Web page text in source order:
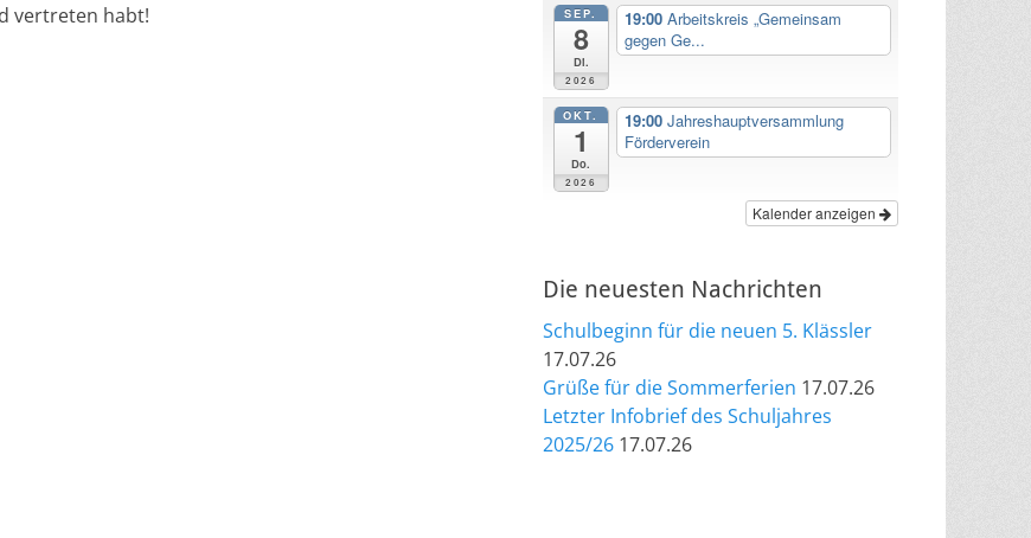
vertreten habt!
SEP.
8
Di.
2026
19:00 Arbeitskreis „Gemeinsam
gegen Ge...
OKT.
1
Do.
2026
19:00 Jahreshauptversammlung
Förderverein
Kalender anzeigen
Die neuesten Nachrichten
Schulbeginn für die neuen 5. Klässler
17.07.26
Grüße für die Sommerferien 17.07.26
Letzter Infobrief des Schuljahres
2025/26 17.07.26